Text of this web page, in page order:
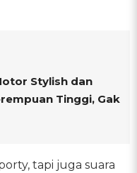
Stylish dan
Tinggi, Gak
tapi juga suara